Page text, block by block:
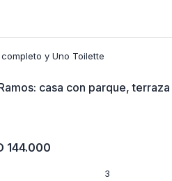
completo y Uno Toilette
52,80M Sup. Semicubierta:
casa con parque, terraza
144.000
3